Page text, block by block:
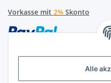
Alle
Vorkasse mit 2% Skonto
Später bezahlen